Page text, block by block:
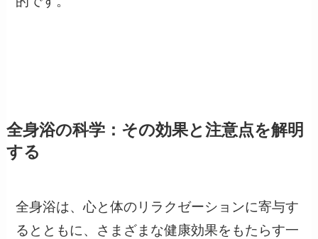
全身浴の科学：その効果と注意点を解明
する
全身浴は、心と体のリラクゼーションに寄与す
るとともに、さまざまな健康効果をもたらす一